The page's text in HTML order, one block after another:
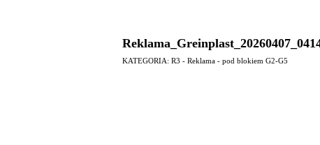
KATEGORIA: R3 - Reklama - pod blokiem G2-G5